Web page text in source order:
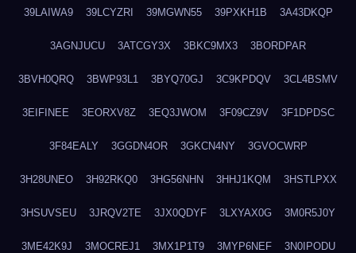
39LAIWA9 39LCYZRI 39MGWN55 39PXKH1B 3A43DKQP
3AGNJUCU 3ATCGY3X 3BKC9MX3 3BORDPAR
3BVH0QRQ 3BWP93L1 3BYQ70GJ 3C9KPDQV 3CL4BSMV
3EIFINEE 3EORXV8Z 3EQ3JWOM 3F09CZ9V 3F1DPDSC
3F84EALY 3GGDN4OR 3GKCN4NY 3GVOCWRP
3H28UNEO 3H92RKQ0 3HG56NHN 3HHJ1KQM 3HSTLPXX
3HSUVSEU 3JRQV2TE 3JX0QDYF 3LXYAX0G 3M0R5J0Y
3ME42K9J 3MOCREJ1 3MX1P1T9 3MYP6NEF 3N0IPODU